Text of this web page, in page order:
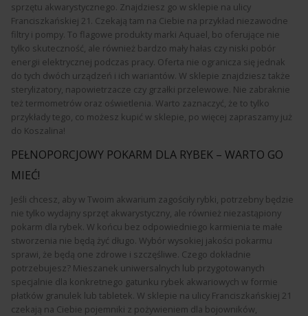
sprzętu akwarystycznego. Znajdziesz go w sklepie na ulicy
Franciszkańskiej 21. Czekają tam na Ciebie na przykład niezawodne
filtry i pompy. To flagowe produkty marki Aquael, bo oferujące nie
tylko skuteczność, ale również bardzo mały hałas czy niski pobór
energii elektrycznej podczas pracy. Oferta nie ogranicza się jednak
do tych dwóch urządzeń i ich wariantów. W sklepie znajdziesz także
sterylizatory, napowietrzacze czy grzałki przelewowe. Nie zabraknie
też termometrów oraz oświetlenia. Warto zaznaczyć, że to tylko
przykłady tego, co możesz kupić w sklepie, po więcej zapraszamy już
do Koszalina!
PEŁNOPORCJOWY POKARM DLA RYBEK – WARTO GO
MIEĆ!
Jeśli chcesz, aby w Twoim akwarium zagościły rybki, potrzebny będzie
nie tylko wydajny sprzęt akwarystyczny, ale również niezastąpiony
pokarm dla rybek. W końcu bez odpowiedniego karmienia te małe
stworzenia nie będą żyć długo. Wybór wysokiej jakości pokarmu
sprawi, że będą one zdrowe i szczęśliwe. Czego dokładnie
potrzebujesz? Mieszanek uniwersalnych lub przygotowanych
specjalnie dla konkretnego gatunku rybek akwariowych w formie
płatków granulek lub tabletek. W sklepie na ulicy Franciszkańskiej 21
czekają na Ciebie pojemniki z pożywieniem dla bojowników,